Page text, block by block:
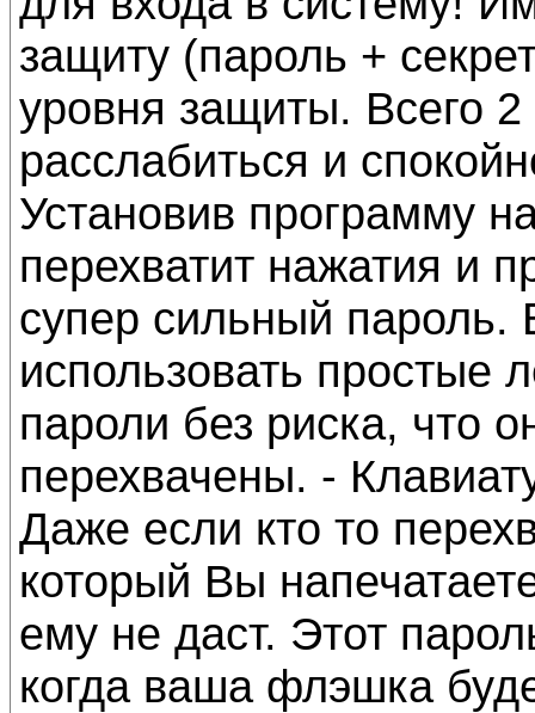
защиту (пароль +
уровня защиты. Всего
расслабиться и
Установив программу
перехватит нажатия и
супер сильный пароль.
использовать простые
пароли без риска, что
перехвачены. -
Даже если кто то
который Вы
ему не даст. Этот
когда ваша флэшка